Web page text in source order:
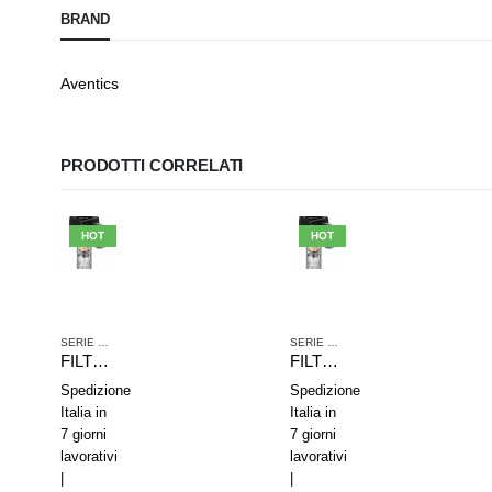
BRAND
Aventics
PRODOTTI CORRELATI
COMPRESSA
HOT
TRATTAMENTO ARIA COMPRESSA
FILTRO RIDUTTORE DI PRESSIONE AVENTICS SERIE NL4-FRE 0821300234
Spedizione
Italia in
7 giorni
lavorativi
HOT
TRATTAMENTO ARIA
FILTRO RIDUTTORE DI PRESSIONE AVENTICS SERIE NL2-FRE 0821300333
Spedizione
Italia in
7 giorni
lavorativi